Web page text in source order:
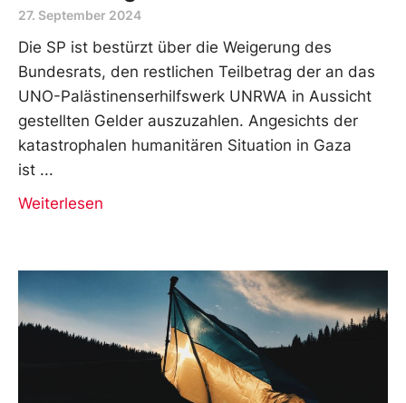
27. September 2024
Die SP ist bestürzt über die Weigerung des
Bundesrats, den restlichen Teilbetrag der an das
UNO-Palästinenserhilfswerk UNRWA in Aussicht
gestellten Gelder auszuzahlen. Angesichts der
katastrophalen humanitären Situation in Gaza
ist
Weiterlesen